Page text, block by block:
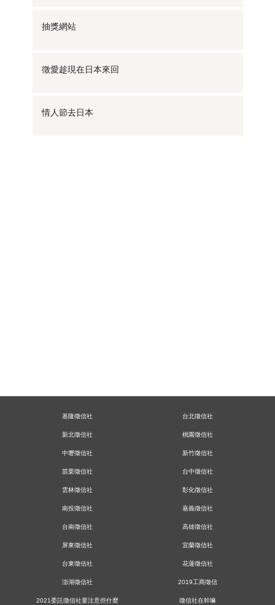
抽獎網站
徵愛趁現在日本來回
情人節去日本
基隆徵信社 台北徵信社
新北徵信社 桃園徵信社
中壢徵信社 新竹徵信社
苗栗徵信社 台中徵信社
雲林徵信社 彰化徵信社
南投徵信社 嘉義徵信社
台南徵信社 高雄徵信社
屏東徵信社 宜蘭徵信社
台東徵信社 花蓮徵信社
澎湖徵信社 2019工商徵信
2021委託徵信社要注意些什麼 徵信社在幹嘛